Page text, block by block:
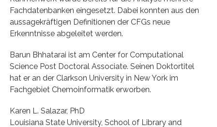
Fachdatenbanken eingesetzt. Dabei konnten aus den
aussagekräftigen Definitionen der CFGs neue
Erkenntnisse abgeleitet werden.
Barun Bhhatarai ist am Center for Computational
Science Post Doctoral Associate. Seinen Doktortitel
hat er an der Clarkson University in New York im
Fachgebiet Chemoinformatik erworben.
Karen L. Salazar, PhD
Louisiana State University, School of Library and